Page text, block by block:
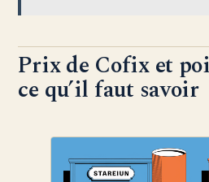
Prix de Cofix et
ce qu’il faut savoir